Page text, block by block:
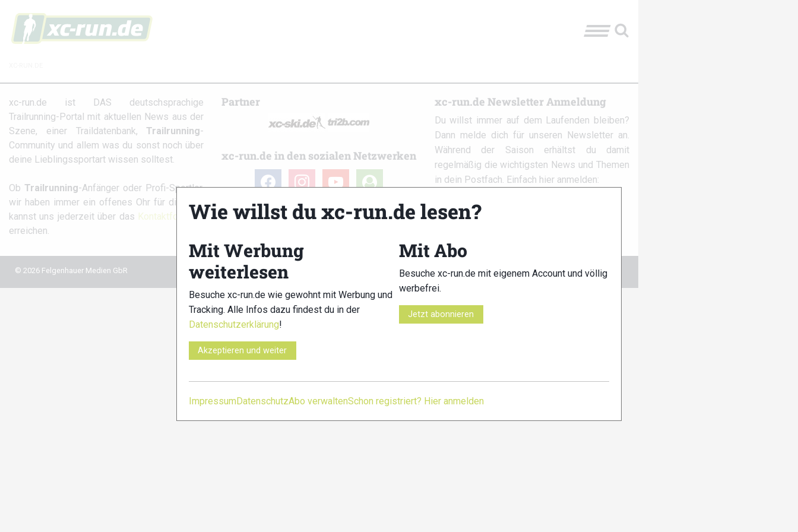
xc-run.de ist DAS deutschsprachige
Trailrunning-Portal mit aktuellen News aus der
Szene, einer Traildatenbank, Trailrunning-
Community und allem was du sonst noch über
deine Lieblingssportart wissen solltest.
Ob Trailrunning-Anfänger oder Profi-Sportler,
wir haben immer ein offenes Ohr für dich! Du
kannst uns jederzeit über das Kontaktformular
erreichen.
Partner
xc-run.de in den sozialen Netzwerken
facebook instagramyoutube
user-
circle
xc-run.de Newsletter Anmeldung
Du willst immer auf dem Laufenden bleiben?
Dann melde dich für unseren Newsletter an.
Während der Saison erhältst du damit
regelmäßig die wichtigsten News und Themen
in dein Postfach. Einfach hier anmelden:
© 2026 Felgenhauer Medien GbR Datenschutz Nutzungsbedingungen Abo verwalten
Wie willst du xc-run.de lesen?
Mit Werbung
weiterlesen
Besuche xc-run.de wie gewohnt mit Werbung und
Tracking. Alle Infos dazu findest du in der
Datenschutzerklärung!
Akzeptieren und weiter
Mit Abo
Besuche xc-run.de mit eigenem Account und völlig
werbefrei.
Jetzt abonnieren
ImpressumDatenschutzAbo verwaltenSchon registriert? Hier anmelden